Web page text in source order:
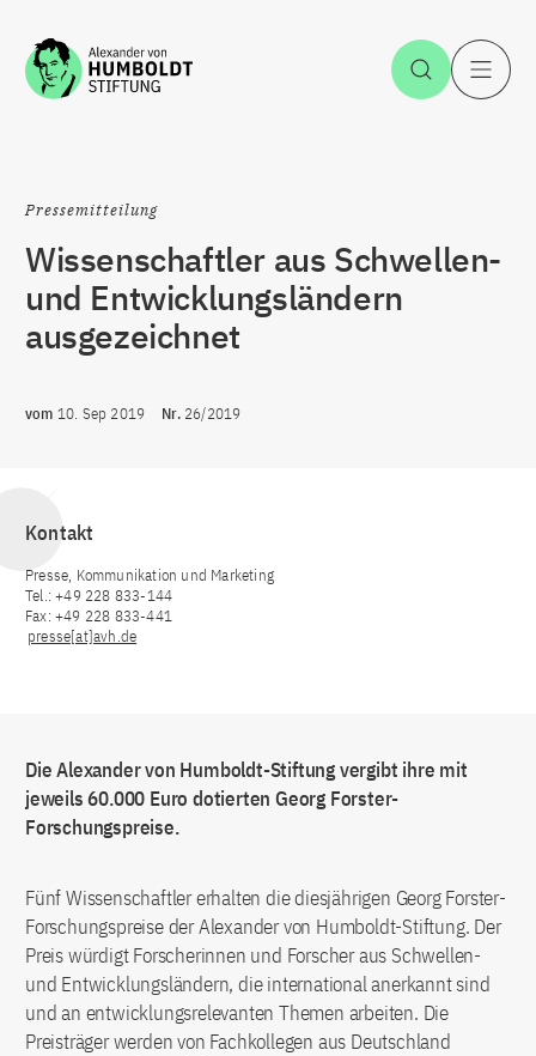
Zum Inhalt springen Suche
Pressemitteilung
Wissenschaftler aus Schwellen-
und Entwicklungsländern
ausgezeichnet
vom 10. Sep 2019 Nr.26/2019
Kontakt
Presse, Kommunikation und Marketing
Tel.: +49 228 833-144
Fax: +49 228 833-441
presse[at]avh.de
Die Alexander von Humboldt-Stiftung vergibt ihre mit
jeweils 60.000 Euro dotierten Georg Forster-
Forschungspreise.
Fünf Wissenschaftler erhalten die diesjährigen Georg Forster-
Forschungspreise der Alexander von Humboldt-Stiftung. Der
Preis würdigt Forscherinnen und Forscher aus Schwellen-
und Entwicklungsländern, die international anerkannt sind
und an entwicklungsrelevanten Themen arbeiten. Die
Preisträger werden von Fachkollegen aus Deutschland